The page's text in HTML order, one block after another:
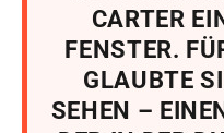
CARTER
FENSTER.
GLAUBTE
SEHEN –